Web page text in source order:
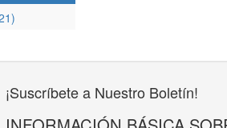
¡Suscríbete a Nuestro Boletín!